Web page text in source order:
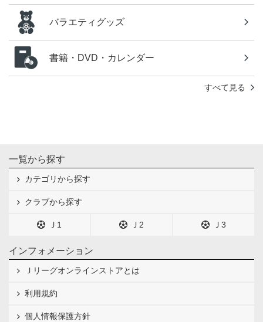
バラエティグッズ
書籍・DVD・カレンダー
すべて見る
一覧から探す
カテゴリから探す
クラブから探す
Ｊ1 Ｊ2 Ｊ3
インフォメーション
Ｊリーグオンラインストアとは
利用規約
個人情報保護方針